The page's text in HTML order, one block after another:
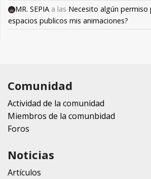
MR. SEPIA a las Necesito algún permiso
espacios publicos mis animaciones?
Comunidad
Actividad de la comunidad
Miembros de la comunbidad
Foros
Noticias
Artículos